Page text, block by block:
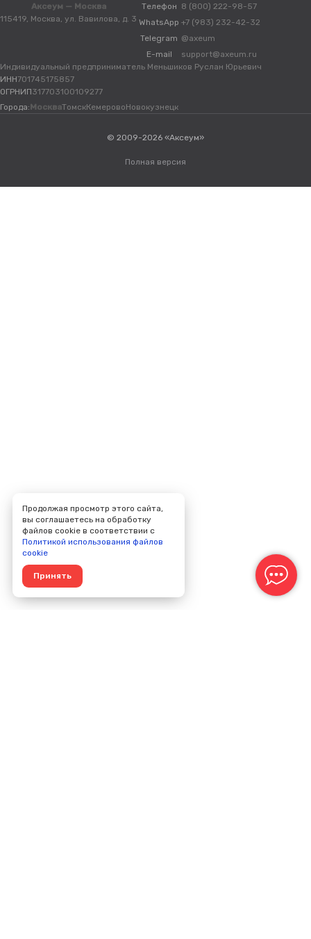
Аксеум — Москва
115419, Москва, ул. Вавилова, д. 3
Телефон 8 (800) 222-98-57
WhatsApp +7 (983) 232-42-32
Telegram @axeum
E-mail
support@axeum.ru
Индивидуальный предприниматель Меньшиков Руслан Юрьевич
ИНН701745175857
ОГРНИП317703100109277
Города: МоскваТомскКемеровоНовокузнецк
© 2009-2026 «Аксеум»
Полная версия
Продолжая просмотр этого сайта,
вы соглашаетесь на обработку
файлов cookie в соответствии с
Политикой использования файлов
cookie
Принять